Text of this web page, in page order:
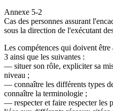
Annexe 5-2
Cas des personnes assurant
sous la direction de l'exécutant
Les compétences qui doivent
3 ainsi que les suivantes :
― situer son rôle, expliciter sa
niveau ;
― connaître les différents types
connaître la terminologie ;
― respecter et faire respecter les